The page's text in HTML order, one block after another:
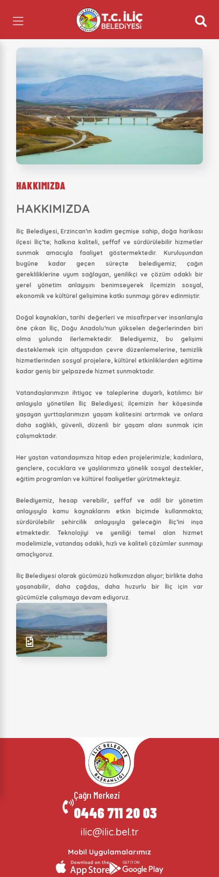
HAKKIMIZDA
HAKKIMIZDA
İliç Belediyesi, Erzincan’ın kadim geçmişe sahip, doğa harikası
ilçesi İliç’te; halkına kaliteli, şeffaf ve sürdürülebilir hizmetler
sunmak amacıyla faaliyet göstermektedir. Kuruluşundan
bugüne kadar geçen süreçte belediyemiz; çağın
gerekliliklerine uyum sağlayan, yenilikçi ve çözüm odaklı bir
yerel yönetim anlayışını benimseyerek ilçemizin sosyal,
ekonomik ve kültürel gelişimine katkı sunmayı görev edinmiştir.
Doğal kaynakları, tarihi değerleri ve misafirperver insanlarıyla
öne çıkan İliç, Doğu Anadolu’nun yükselen değerlerinden biri
olma yolunda ilerlemektedir. Belediyemiz, bu gelişimi
desteklemek için altyapıdan çevre düzenlemelerine, temizlik
hizmetlerinden sosyal projelere, kültürel etkinliklerden eğitime
kadar geniş bir yelpazede hizmet sunmaktadır.
Vatandaşlarımızın ihtiyaç ve taleplerine duyarlı, katılımcı bir
anlayışla yönetilen İliç Belediyesi; ilçemizin her köşesinde
yaşayan yurttaşlarımızın yaşam kalitesini artırmak ve onlara
daha sağlıklı, güvenli, düzenli bir yaşam alanı sunmak için
çalışmaktadır.
Her yaştan vatandaşımıza hitap eden projelerimizle; kadınlara,
gençlere, çocuklara ve yaşlılarımıza yönelik sosyal destekler,
eğitim programları ve kültürel faaliyetler yürütmekteyiz.
Belediyemiz, hesap verebilir, şeffaf ve adil bir yönetim
anlayışıyla kamu kaynaklarını etkin biçimde kullanmakta;
sürdürülebilir şehircilik anlayışıyla geleceğin İliç’ini inşa
etmektedir. Teknolojiyi ve yeniliği temel alan hizmet
modelimizle, vatandaş odaklı, hızlı ve kaliteli çözümler sunmayı
amaçlıyoruz.
İliç Belediyesi olarak gücümüzü halkımızdan alıyor; birlikte daha
yaşanabilir, daha çağdaş, daha huzurlu bir İliç için var
gücümüzle çalışmaya devam ediyoruz.
Çağrı Merkezi
0446 711 20 03
ilic@ilic.bel.tr
Mobil Uygulamalarımız